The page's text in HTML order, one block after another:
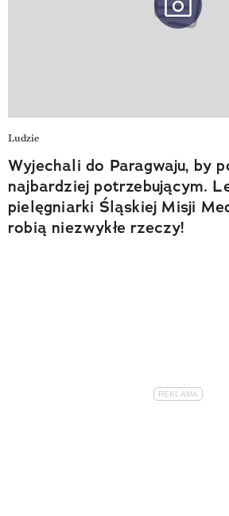
Ludzie
Wyjechali do Paragwaju, by
najbardziej potrzebującym.
pielęgniarki Śląskiej Misji
robią niezwykłe rzeczy!